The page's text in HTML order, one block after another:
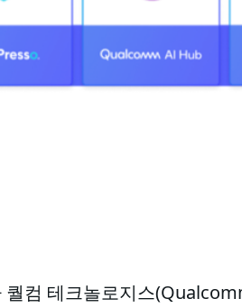
컴 테크놀로지스